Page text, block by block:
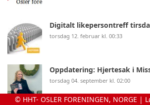
Digitalt likepersontreff
torsdag 12. februar kl. 00:33
Oppdatering: Hjertesak i
torsdag 04. september kl. 02:00
© HHT- OSLER FORENINGEN, NORGE |